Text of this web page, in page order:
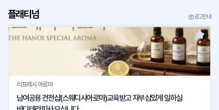
플래티넘 광고안내
리프레시 아로마
남여공용 건전샵(스웨디시아로마)교육받고 자부심있게 일하실